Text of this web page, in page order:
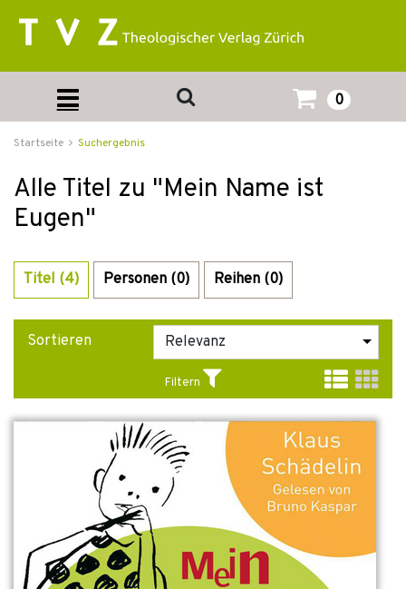
0
Startseite Suchergebnis
Alle Titel zu "Mein Name ist
Eugen"
Titel (4) Personen (0) Reihen (0)
Sortieren
Filtern